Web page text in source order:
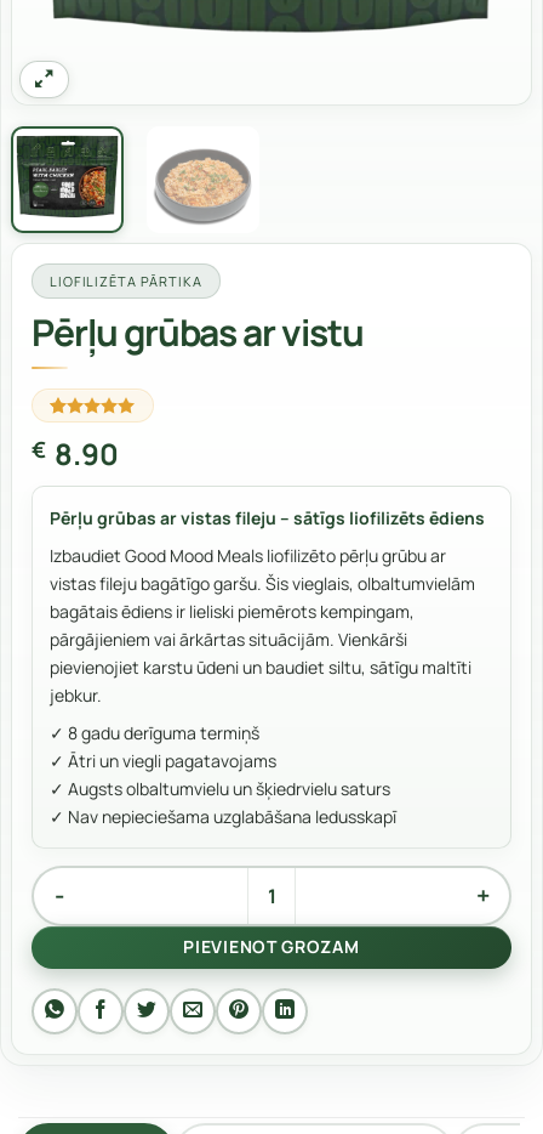
LIOFILIZĒTA PĀRTIKA
Pērļu grūbas ar vistu
out of 5
based on
customer
€ 8.90
Pērļu grūbas ar vistas fileju – sātīgs liofilizēts ēdiens
Izbaudiet Good Mood Meals liofilizēto pērļu grūbu ar
vistas fileju bagātīgo garšu. Šis vieglais, olbaltumvielām
bagātais ēdiens ir lieliski piemērots kempingam,
pārgājieniem vai ārkārtas situācijām. Vienkārši
pievienojiet karstu ūdeni un baudiet siltu, sātīgu maltīti
jebkur.
✓ 8 gadu derīguma termiņš
✓ Ātri un viegli pagatavojams
✓ Augsts olbaltumvielu un šķiedrvielu saturs
✓ Nav nepieciešama uzglabāšana ledusskapī
Pērļu grūbas ar vistu quantity
PIEVIENOT GROZAM
Alternative: